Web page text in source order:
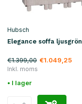
Hubsch
Elegance soffa ljusgrön
€1.399,00 €1.049,25
Inkl. moms
• I lager